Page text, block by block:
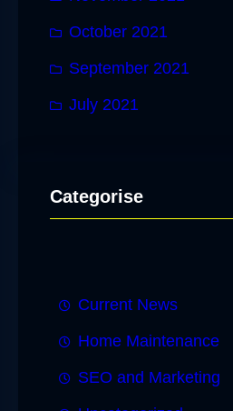
October 2021
September 2021
July 2021
Categorise
Current News
Home Maintenance
SEO and Marketing